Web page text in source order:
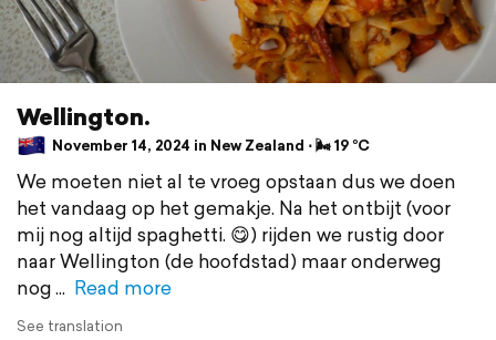
Wellington.
November 14, 2024 in New Zealand ⋅ 🌬 19 °C
We moeten niet al te vroeg opstaan dus we doen
het vandaag op het gemakje. Na het ontbijt (voor
mij nog altijd spaghetti. 😋) rijden we rustig door
naar Wellington (de hoofdstad) maar onderweg
nog
Read more
See translation